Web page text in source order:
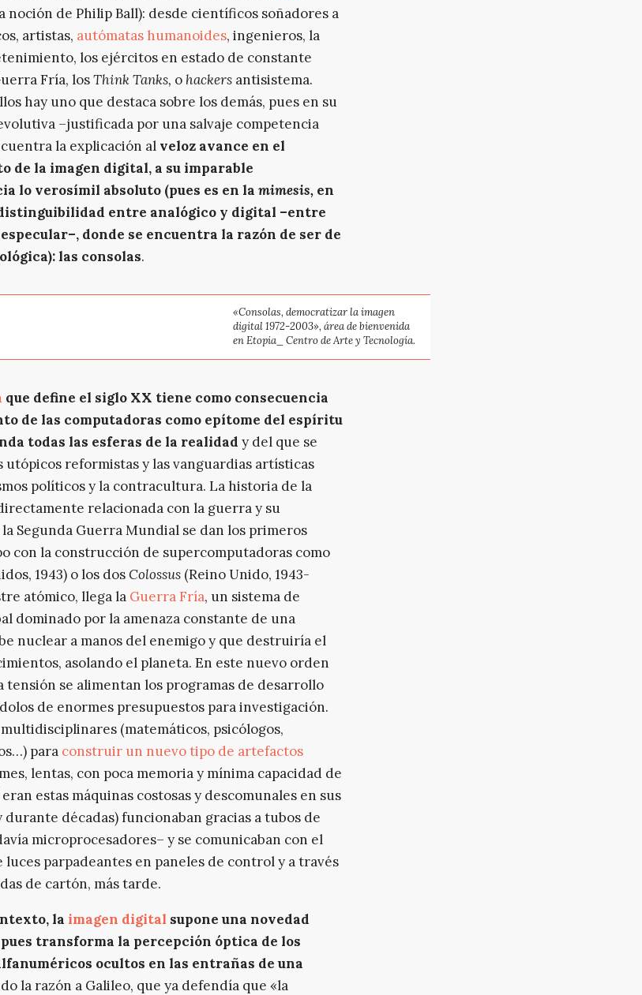
noción de Philip Ball): desde científicos soñadores a
artistas, autómatas humanoides, ingenieros, la
los ejércitos en estado de constante
Fría, losThink Tanks, o hackers antisistema.
hay uno que destaca sobre los demás, pues en su
–justificada por una salvaje competencia
la explicación al veloz avance en el
de la imagen digital, a su imparable
lo verosímil absoluto (pues es en la mimesis, en
entre analógico y digital –entre
donde se encuentra la razón de ser de
las consolas.
«Consolas, democratizar la imagen
digital 1972-2003», área de bienvenida
en Etopia_ Centro de Arte y Tecnología.
que define el siglo XX tiene como consecuencia
de las computadoras como epítome del espíritu
todas las esferas de la realidad y del que se
utópicos reformistas y las vanguardias artísticas
políticos y la contracultura. La historia de la
relacionada con la guerra y su
Segunda Guerra Mundial se dan los primeros
con la construcción de supercomputadoras como
1943) o los dosColossus (Reino Unido, 1943-
atómico, llega la Guerra Fría, un sistema de
dominado por la amenaza constante de una
nuclear a manos del enemigo y que destruiría el
asolando el planeta. En este nuevo orden
tensión se alimentan los programas de desarrollo
de enormes presupuestos para investigación.
(matemáticos, psicólogos,
para construir un nuevo tipo de artefactos
lentas, con poca memoria y mínima capacidad de
estas máquinas costosas y descomunales en sus
décadas) funcionaban gracias a tubos de
microprocesadores– y se comunicaban con el
luces parpadeantes en paneles de control y a través
de cartón, más tarde.
la imagen digital supone una novedad
transforma la percepción óptica de los
ocultos en las entrañas de una
la razón a Galileo, que ya defendía que «la